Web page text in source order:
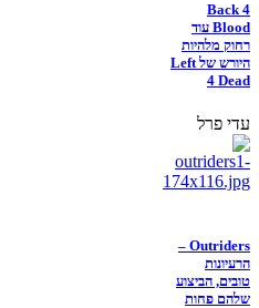
Back 4
Blood עוד
רחוק מלהיות
היורש של Left
4 Dead
עדי פרל
Outriders –
הרעיונות
טובים, הביצוע
שלהם פחות